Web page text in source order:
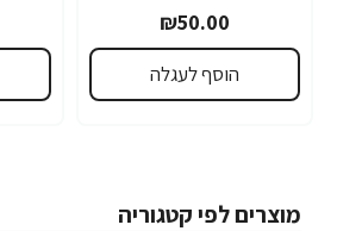
₪50.00
הוסף לעגלה
מוצרים לפי קטגוריה